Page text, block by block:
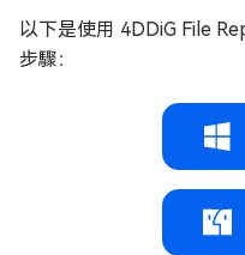
以下是使用 4DDiG File
步驟：